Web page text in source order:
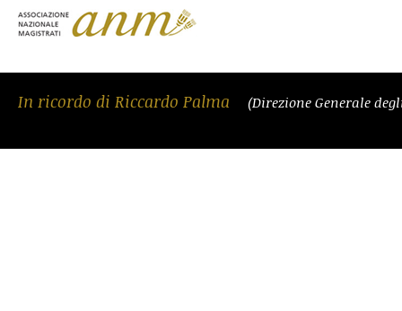
In ricordo di Riccardo Palma (Direzione Generale